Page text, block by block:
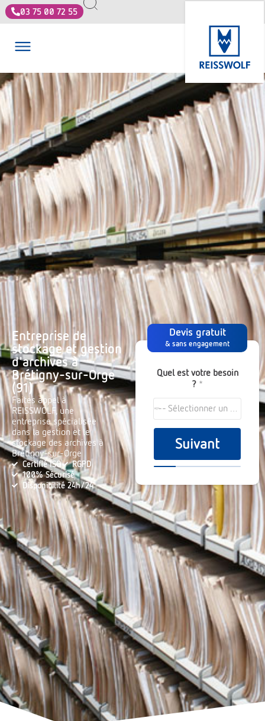
03 75 00 72 55
Entreprise de
stockage et gestion
d'archives à
Brétigny-sur-Orge
(91)
Faites appel à
REISSWOLF, une
entreprise spécialisée
dans la gestion et le
stockage des archives à
Brétigny-sur-Orge
Certifié ISO
RGPD
100% Sécurisé
Disponibilité 24h/24
Devis gratuit
& sans engagement
Quel est votre besoin
? *
--- Sélectionner un choix ---
Suivant